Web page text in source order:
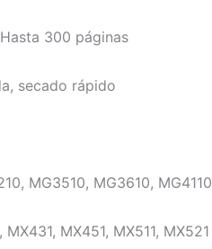
Hasta 300 páginas
secado rápido
MG3510, MG3610, MG4110
MX431, MX451, MX511, MX521